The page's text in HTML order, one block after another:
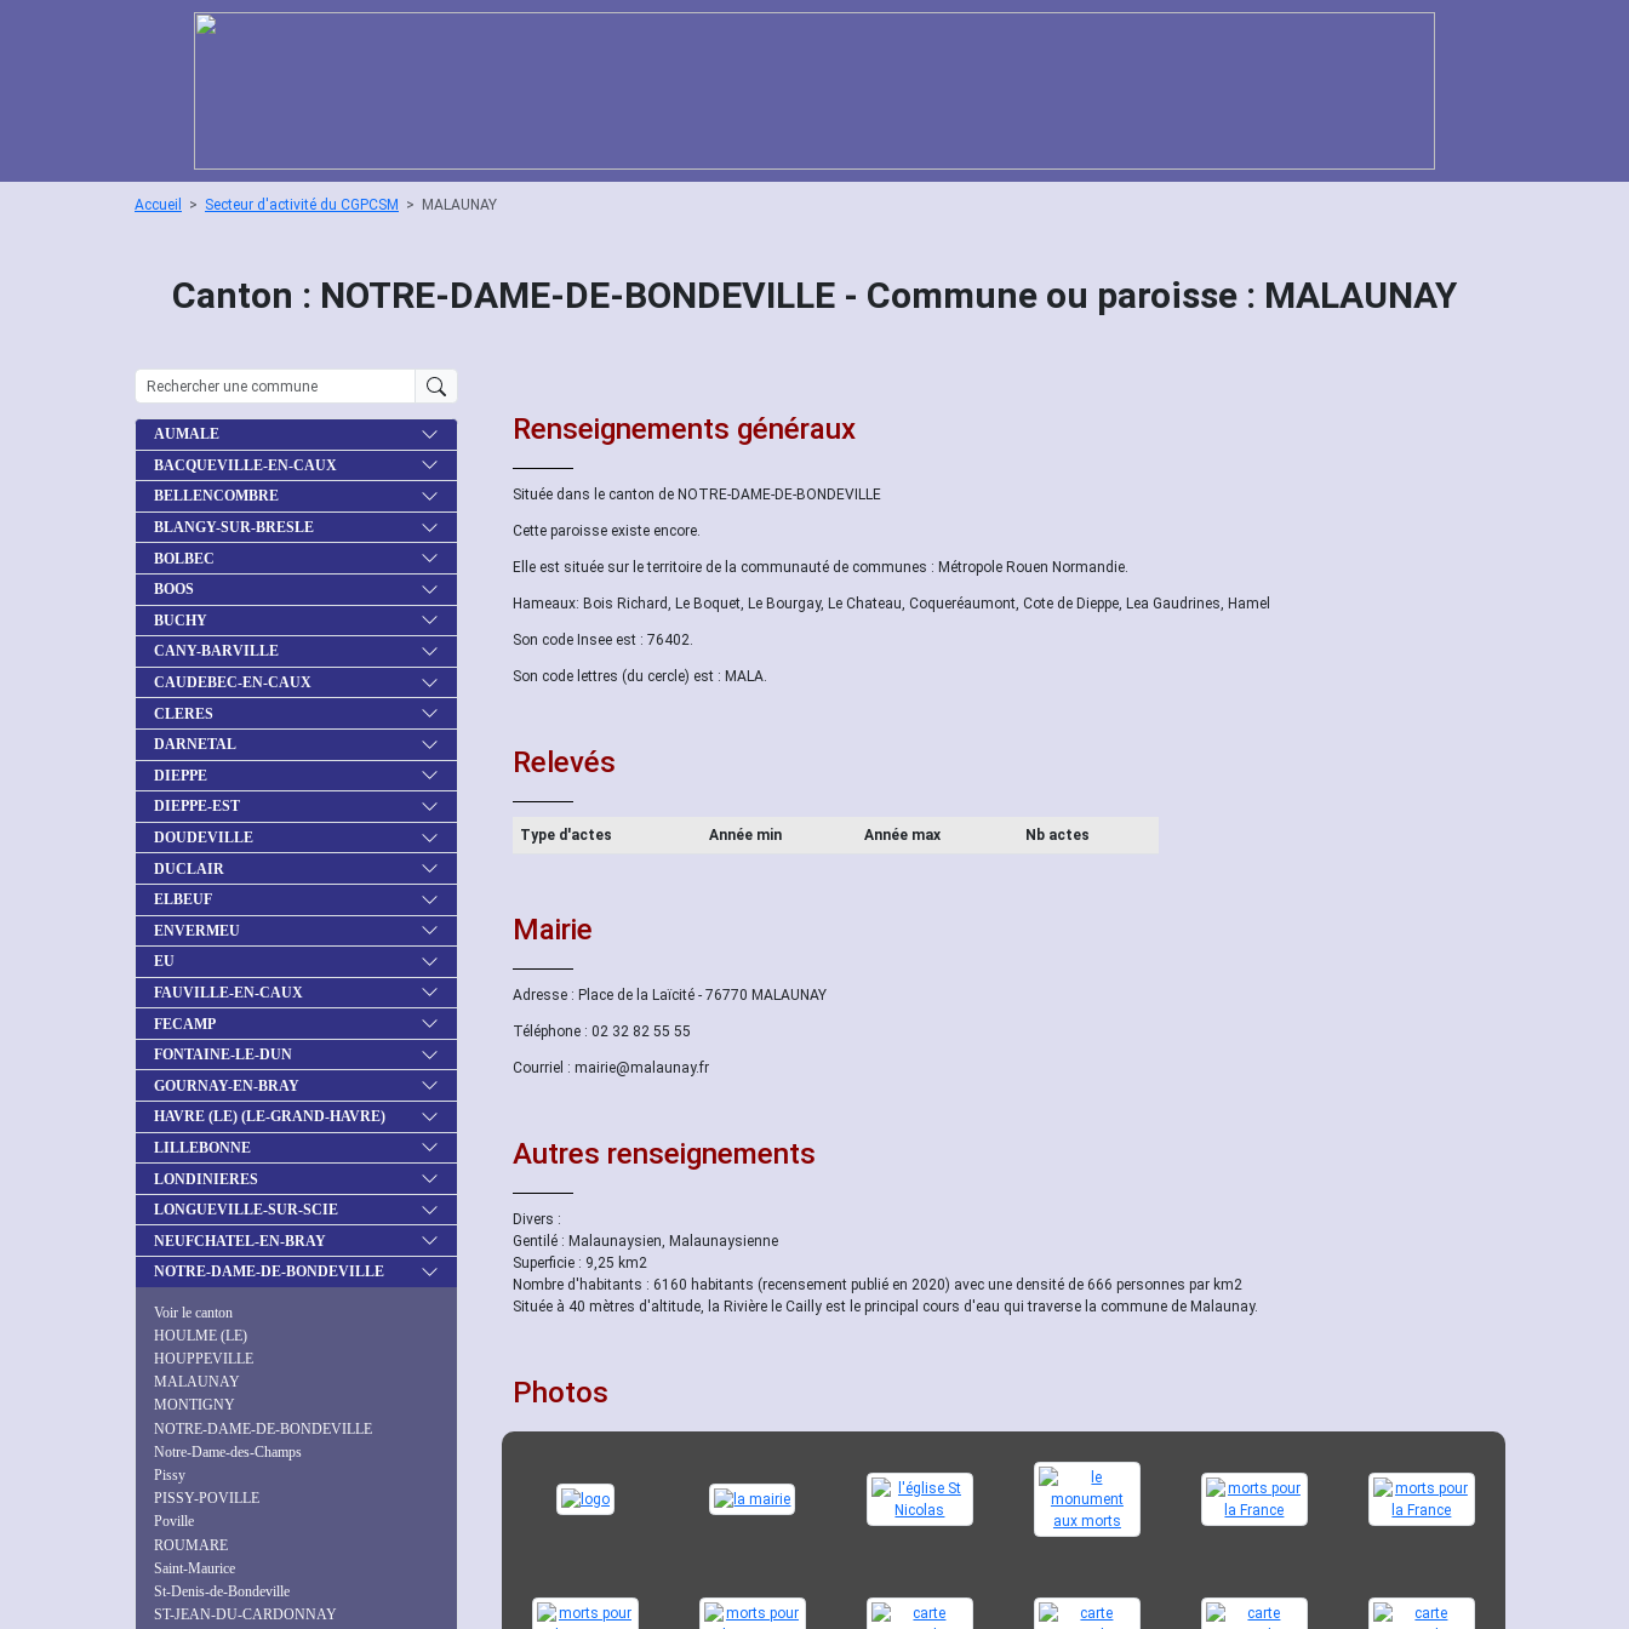
Accueil Secteur d'activité du CGPCSM MALAUNAY
Canton : NOTRE-DAME-DE-BONDEVILLE - Commune ou paroisse : MALAUNAY
AUMALE
BACQUEVILLE-EN-CAUX
BELLENCOMBRE
BLANGY-SUR-BRESLE
BOLBEC
BOOS
BUCHY
CANY-BARVILLE
CAUDEBEC-EN-CAUX
CLERES
DARNETAL
DIEPPE
DIEPPE-EST
DOUDEVILLE
DUCLAIR
ELBEUF
ENVERMEU
EU
FAUVILLE-EN-CAUX
FECAMP
FONTAINE-LE-DUN
GOURNAY-EN-BRAY
HAVRE (LE) (LE-GRAND-HAVRE)
LILLEBONNE
LONDINIERES
LONGUEVILLE-SUR-SCIE
NEUFCHATEL-EN-BRAY
NOTRE-DAME-DE-BONDEVILLE
Voir le canton
HOULME (LE)
HOUPPEVILLE
MALAUNAY
MONTIGNY
NOTRE-DAME-DE-BONDEVILLE
Notre-Dame-des-Champs
Pissy
PISSY-POVILLE
Poville
ROUMARE
Saint-Maurice
St-Denis-de-Bondeville
ST-JEAN-DU-CARDONNAY
Renseignements généraux
Située dans le canton de NOTRE-DAME-DE-BONDEVILLE
Cette paroisse existe encore.
Elle est située sur le territoire de la communauté de communes : Métropole Rouen Normandie.
Hameaux: Bois Richard, Le Boquet, Le Bourgay, Le Chateau, Coqueréaumont, Cote de Dieppe, Lea Gaudrines, Hamel
Son code Insee est : 76402.
Son code lettres (du cercle) est : MALA.
Relevés
Type d'actes Année min Année max Nb actes
Mairie
Adresse : Place de la Laïcité - 76770 MALAUNAY
Téléphone : 02 32 82 55 55
Courriel : mairie@malaunay.fr
Autres renseignements
Divers :
Gentilé : Malaunaysien, Malaunaysienne
Superficie : 9,25 km2
Nombre d'habitants : 6160 habitants (recensement publié en 2020) avec une densité de 666 personnes par km2
Située à 40 mètres d'altitude, la Rivière le Cailly est le principal cours d'eau qui traverse la commune de Malaunay.
Photos